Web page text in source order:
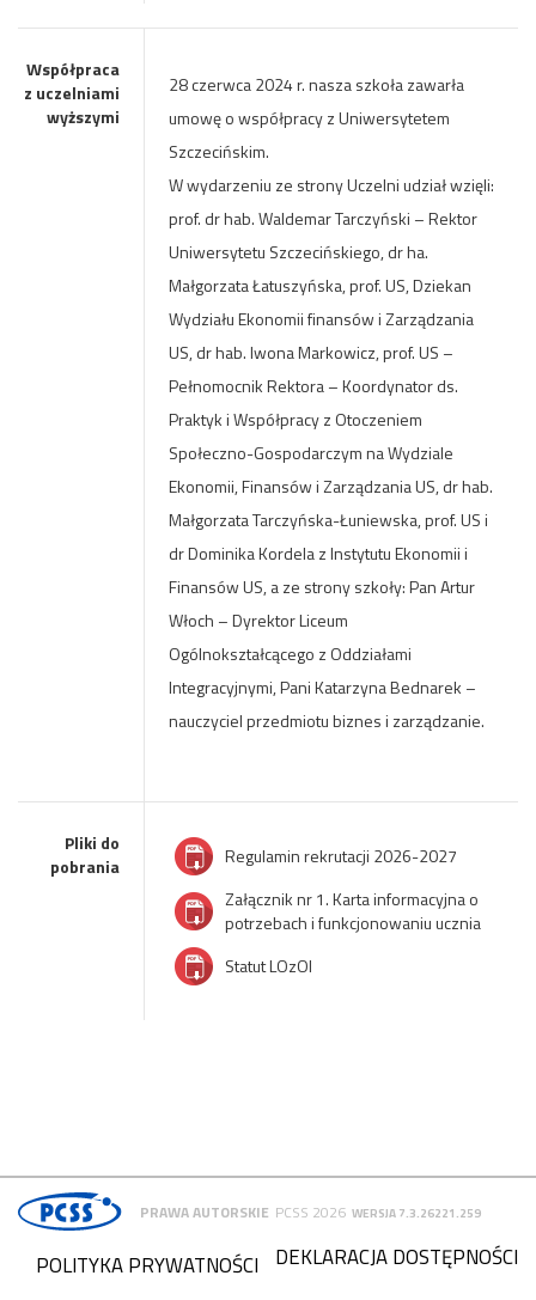
Współpraca
z uczelniami
wyższymi
28 czerwca 2024 r. nasza szkoła zawarła
umowę o współpracy z Uniwersytetem
Szczecińskim.
W wydarzeniu ze strony Uczelni udział wzięli:
prof. dr hab. Waldemar Tarczyński – Rektor
Uniwersytetu Szczecińskiego, dr ha.
Małgorzata Łatuszyńska, prof. US, Dziekan
Wydziału Ekonomii finansów i Zarządzania
US, dr hab. Iwona Markowicz, prof. US –
Pełnomocnik Rektora – Koordynator ds.
Praktyk i Współpracy z Otoczeniem
Społeczno-Gospodarczym na Wydziale
Ekonomii, Finansów i Zarządzania US, dr hab.
Małgorzata Tarczyńska-Łuniewska, prof. US i
dr Dominika Kordela z Instytutu Ekonomii i
Finansów US, a ze strony szkoły: Pan Artur
Włoch – Dyrektor Liceum
Ogólnokształcącego z Oddziałami
Integracyjnymi, Pani Katarzyna Bednarek –
nauczyciel przedmiotu biznes i zarządzanie.
Pliki do
pobrania
Regulamin rekrutacji 2026-2027
Załącznik nr 1. Karta informacyjna o
potrzebach i funkcjonowaniu ucznia
Statut LOzOI
PRAWA AUTORSKIE PCSS 2026 WERSJA 7.3.26221.259
DEKLARACJA DOSTĘPNOŚCI
POLITYKA PRYWATNOŚCI